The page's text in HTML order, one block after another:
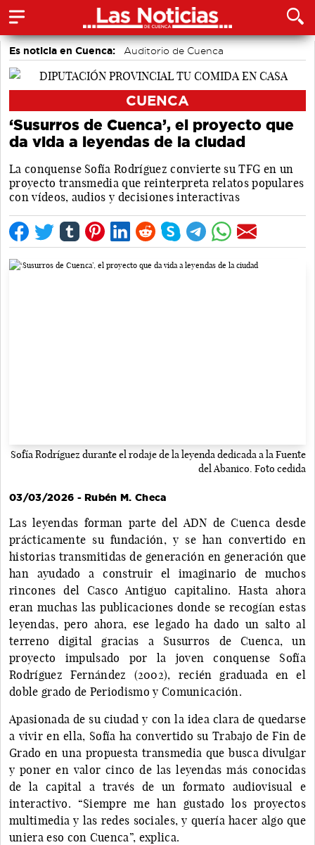
Es noticia en Cuenca: Auditorio de Cuenca
CUENCA
‘Susurros de Cuenca’, el proyecto que
da vida a leyendas de la ciudad
La conquense Sofía Rodríguez convierte su TFG en un
proyecto transmedia que reinterpreta relatos populares
con vídeos, audios y decisiones interactivas
Sofía Rodríguez durante el rodaje de la leyenda dedicada a la Fuente
del Abanico. Foto cedida
03/03/2026 - Rubén M. Checa
Las leyendas forman parte del ADN de Cuenca desde
prácticamente su fundación, y se han convertido en
historias transmitidas de generación en generación que
han ayudado a construir el imaginario de muchos
rincones del Casco Antiguo capitalino. Hasta ahora
eran muchas las publicaciones donde se recogían estas
leyendas, pero ahora, ese legado ha dado un salto al
terreno digital gracias a Susurros de Cuenca, un
proyecto impulsado por la joven conquense Sofía
Rodríguez Fernández (2002), recién graduada en el
doble grado de Periodismo y Comunicación.
Apasionada de su ciudad y con la idea clara de quedarse
a vivir en ella, Sofía ha convertido su Trabajo de Fin de
Grado en una propuesta transmedia que busca divulgar
y poner en valor cinco de las leyendas más conocidas
de la capital a través de un formato audiovisual e
interactivo. “Siempre me han gustado los proyectos
multimedia y las redes sociales, y quería hacer algo que
uniera eso con Cuenca”, explica.